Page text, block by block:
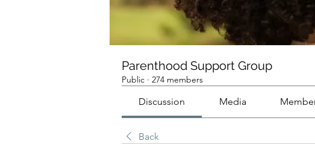
Parenthood Support Group
Public · 274 members
Discussion Media
Back